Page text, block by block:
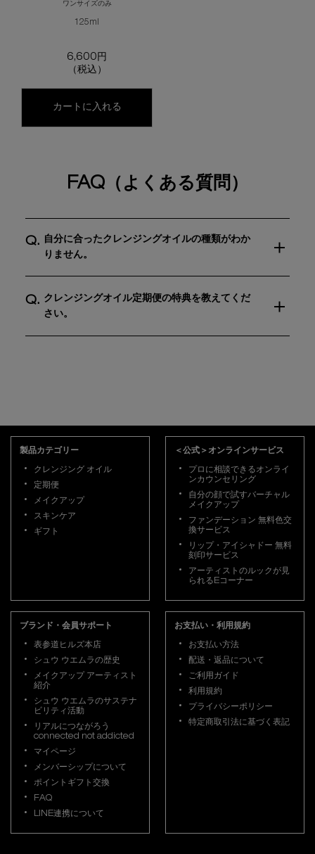
ワンサイズのみ
125ml
6,600円
（税込）
カートに入れる
FAQ（よくある質問）
自分に合ったクレンジングオイルの種類がわか
りません。
クレンジングオイル定期便の特典を教えてくだ
さい。
製品カテゴリー
クレンジング オイル
定期便
メイクアップ
スキンケア
ギフト
＜公式＞オンラインサービス
プロに相談できるオンライ
ンカウンセリング
自分の顔で試すバーチャル
メイクアップ
ファンデーション 無料色交
換サービス
リップ・アイシャドー 無料
刻印サービス
アーティストのルックが見
られるEコーナー
ブランド・会員サポート
表参道ヒルズ本店
シュウ ウエムラの歴史
メイクアップ アーティスト
紹介
シュウ ウエムラのサステナ
ビリティ活動
リアルにつながろう
connected not addicted
マイページ
メンバーシップについて
ポイントギフト交換
FAQ
LINE連携について
お支払い・利用規約
お支払い方法
配送・返品について
ご利用ガイド
利用規約
プライバシーポリシー
特定商取引法に基づく表記